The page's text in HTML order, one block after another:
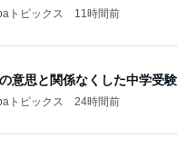
トピックス 11時間前
意思と関係なくした中学受験
トピックス 24時間前